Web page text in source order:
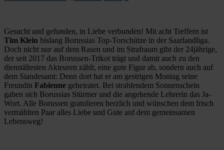
Gesucht und gefunden, in Liebe verbunden! Mit acht Treffern ist
Tim Klein bislang Borussias Top-Torschütze in der Saarlandliga.
Doch nicht nur auf dem Rasen und im Strafraum gibt der 24jährige,
der seit 2017 das Borussen-Trikot trägt und damit auch zu den
dienstältesten Akteuren zählt, eine gute Figur ab, sondern auch auf
dem Standesamt: Denn dort hat er am gestrigen Montag seine
Freundin Fabienne geheiratet. Bei strahlendem Sonnenschein
gaben sich Borussias Stürmer und die angehende Lehrerin das Ja-
Wort. Alle Borussen gratulieren herzlich und wünschen dem frisch
vermählten Paar alles Liebe und Gute auf dem gemeinsamen
Lebensweg!